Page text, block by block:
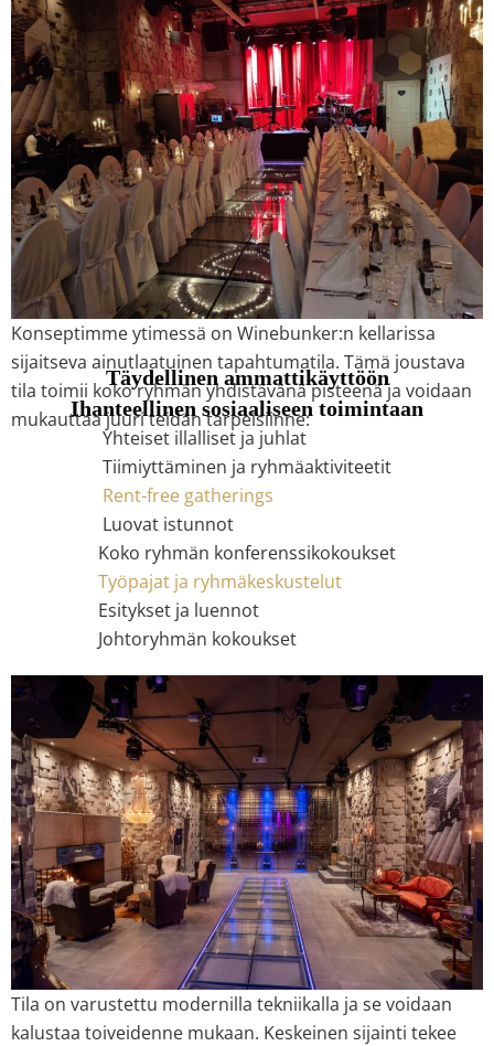
Konseptimme ytimessä on Winebunker:n kellarissa
sijaitseva ainutlaatuinen tapahtumatila. Tämä joustava
tila toimii koko ryhmän yhdistävänä pisteenä ja voidaan
mukauttaa juuri teidän tarpeisiinne:
Täydellinen ammattikäyttöön
Ihanteellinen sosiaaliseen toimintaan
Yhteiset illalliset ja juhlat
Tiimiyttäminen ja ryhmäaktiviteetit
Rent-free gatherings
Luovat istunnot
Koko ryhmän konferenssikokoukset
Työpajat ja ryhmäkeskustelut
Esitykset ja luennot
Johtoryhmän kokoukset
Tila on varustettu modernilla tekniikalla ja se voidaan
kalustaa toiveidenne mukaan. Keskeinen sijainti tekee